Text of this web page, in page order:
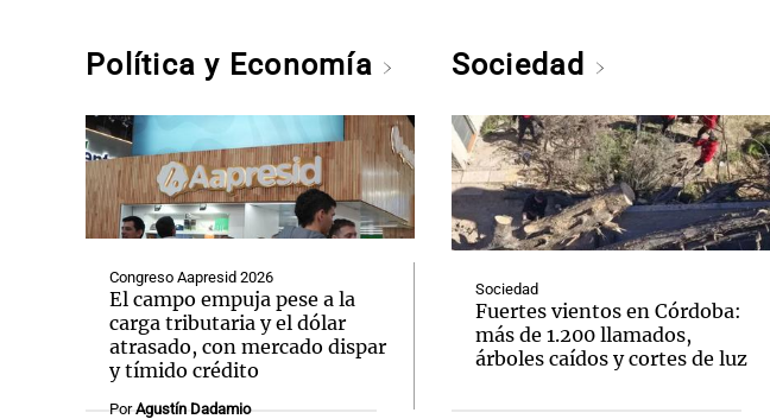
Política y Economía
Congreso Aapresid 2026
El campo empuja pese a la
carga tributaria y el dólar
atrasado, con mercado dispar
y tímido crédito
PorAgustín Dadamio
Sociedad
Sociedad
Fuertes vientos en Córdoba:
más de 1.200 llamados,
árboles caídos y cortes de luz